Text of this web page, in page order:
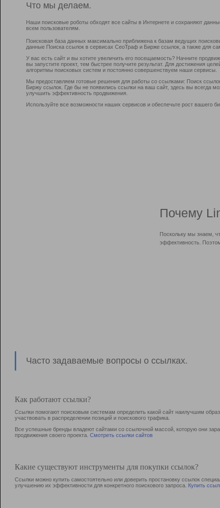
Что мы делаем.
Наши поисковые роботы обходят все сайты в Интернете и сохраняют
всем пользователям.
Поисковая база данных максимально приближена к базам ведущих
данные Поиска ссылок в сервисах СеоТраф и Бирже ссылок, а также для
У вас есть сайт и вы хотите увеличить его посещаемость? Начните
вы запустите проект, тем быстрее получите результат. Для достижения
алгоритмы поисковых систем и постоянно совершенствуем наши сервисы.
Мы предоставляем готовые решения для работы со ссылками: Поиск
Биржу ссылок. Где бы не появились ссылки на ваш сайт, здесь вы всегда
улучшить эффективность продвижения.
Используйте все возможности наших сервисов и обеспечьте рост вашего
Почему
Поскольку мы знаем,
эффективность.
Часто задаваемые вопросы о ссылках.
Как работают ссылки?
Ссылки помогают поисковым системам определить какой сайт наилучшим
участвовать в раcпределении позиций и поискового трафика.
Все успешные бренды владеют сайтами со ссылочной массой, которую они
продвижения своего проекта. Смотреть ссылки сайтов
Какие существуют инструменты для покупки ссылок?
Ссылки можно купить самостоятельно или доверить простановку ссылок
улучшению их эффективности для конкретного поискового запроса. Купить